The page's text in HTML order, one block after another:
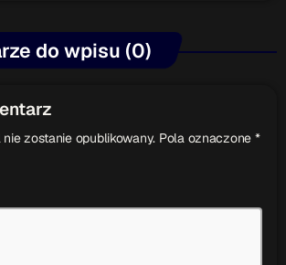
do wpisu (0)
zostanie opublikowany. Pola oznaczone *